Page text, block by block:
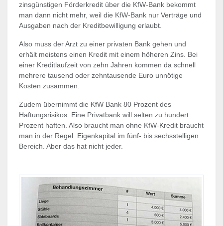
zinsgünstigen Förderkredit über die KfW-Bank bekommt
man dann nicht mehr, weil die KfW-Bank nur Verträge und
Ausgaben nach der Kreditbewilligung erlaubt.
Also muss der Arzt zu einer privaten Bank gehen und
erhält meistens einen Kredit mit einem höheren Zins. Bei
einer Kreditlaufzeit von zehn Jahren kommen da schnell
mehrere tausend oder zehntausende Euro unnötige
Kosten zusammen.
Zudem übernimmt die KfW Bank 80 Prozent des
Haftungsrisikos. Eine Privatbank will selten zu hundert
Prozent haften. Also braucht man ohne KfW-Kredit braucht
man in der Regel Eigenkapital im fünf- bis sechsstelligen
Bereich. Aber das hat nicht jeder.